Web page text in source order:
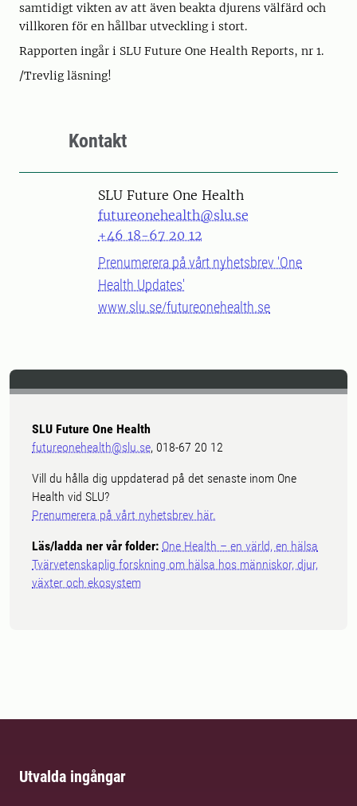
samtidigt vikten av att även beakta djurens välfärd och
villkoren för en hållbar utveckling i stort.
Rapporten ingår i SLU Future One Health Reports, nr 1.
/Trevlig läsning!
Kontakt
SLU Future One Health
futureonehealth@slu.se
+46 18-67 20 12
Prenumerera på vårt nyhetsbrev 'One
Health Updates'
www.slu.se/futureonehealth.se
SLU Future One Health
futureonehealth@slu.se, 018-67 20 12
Vill du hålla dig uppdaterad på det senaste inom One
Health vid SLU?
Prenumerera på vårt nyhetsbrev här.
Läs/ladda ner vår folder: One Health – en värld, en hälsa
Tvärvetenskaplig forskning om hälsa hos människor, djur,
växter och ekosystem
Utvalda ingångar